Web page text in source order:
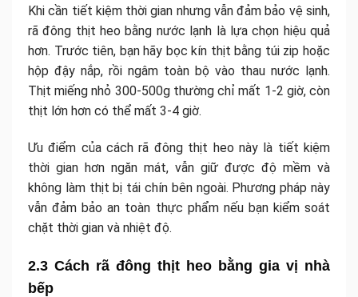
Khi cần tiết kiệm thời gian nhưng vẫn đảm bảo vệ sinh,
rã đông thịt heo bằng nước lạnh là lựa chọn hiệu quả
hơn. Trước tiên, bạn hãy bọc kín thịt bằng túi zip hoặc
hộp đậy nắp, rồi ngâm toàn bộ vào thau nước lạnh.
Thịt miếng nhỏ 300-500g thường chỉ mất 1-2 giờ, còn
thịt lớn hơn có thể mất 3-4 giờ.
Ưu điểm của cách rã đông thịt heo này là tiết kiệm
thời gian hơn ngăn mát, vẫn giữ được độ mềm và
không làm thịt bị tái chín bên ngoài. Phương pháp này
vẫn đảm bảo an toàn thực phẩm nếu bạn kiểm soát
chặt thời gian và nhiệt độ.
2.3 Cách rã đông thịt heo bằng gia vị nhà
bếp